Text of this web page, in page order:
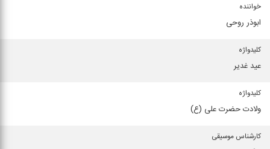
خواننده
ابوذر روحی
کلیدواژه
عید غدیر
کلیدواژه
ولادت حضرت علی (ع)
کارشناس موسیقی